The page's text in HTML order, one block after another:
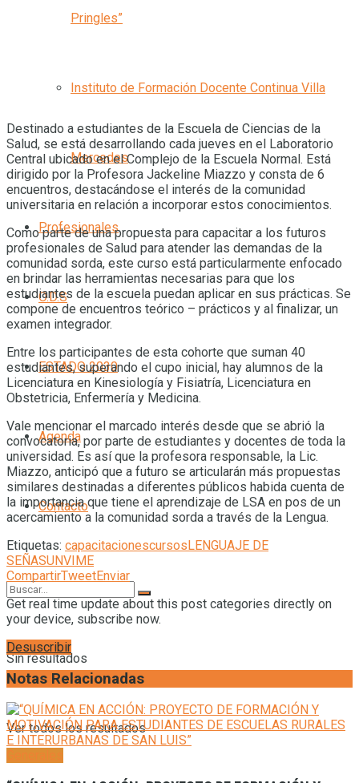
Pringles”
Instituto de Formación Docente Continua Villa
Mercedes
Profesionales
O.D.S
ESTADO 2030
Agenda
Contacto
Sin resultados
Ver todos los resultados
Destinado a estudiantes de la Escuela de Ciencias de la
Salud, se está desarrollando cada jueves en el Laboratorio
Central ubicado en el Complejo de la Escuela Normal. Está
dirigido por la Profesora Jackeline Miazzo y consta de 6
encuentros, destacándose el interés de la comunidad
universitaria en relación a incorporar estos conocimientos.
Como parte de una propuesta para capacitar a los futuros
profesionales de Salud para atender las demandas de la
comunidad sorda, este curso está particularmente enfocado
en brindar las herramientas necesarias para que los
estudiantes de la escuela puedan aplicar en sus prácticas. Se
compone de encuentros teórico – prácticos y al finalizar, un
examen integrador.
Entre los participantes de esta cohorte que suman 40
estudiantes, superando el cupo inicial, hay alumnos de la
Licenciatura en Kinesiología y Fisiatría, Licenciatura en
Obstetricia, Enfermería y Medicina.
Vale mencionar el marcado interés desde que se abrió la
convocatoria, por parte de estudiantes y docentes de toda la
universidad. Es así que la profesora responsable, la Lic.
Miazzo, anticipó que a futuro se articularán más propuestas
similares destinadas a diferentes públicos habida cuenta de
la importancia que tiene el aprendizaje de LSA en pos de un
acercamiento a la comunidad sorda a través de la Lengua.
Etiquetas: capacitacionescursosLENGUAJE DE
SEÑASUNVIME
CompartirTweetEnviar
Get real time update about this post categories directly on
your device, subscribe now.
Desuscribir
Notas Relacionadas